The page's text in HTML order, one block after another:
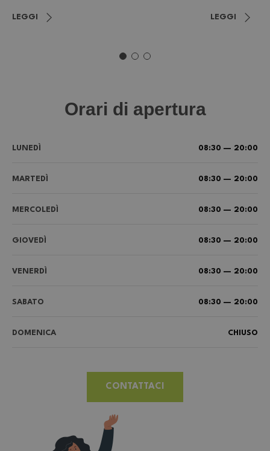
LEGGI LEGGI
Orari di apertura
LUNEDÌ 08:30 — 20:00
MARTEDÌ 08:30 — 20:00
MERCOLEDÌ 08:30 — 20:00
GIOVEDÌ 08:30 — 20:00
VENERDÌ 08:30 — 20:00
SABATO 08:30 — 20:00
DOMENICA CHIUSO
CONTATTACI